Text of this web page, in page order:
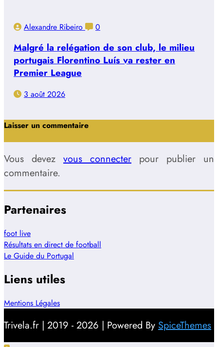
Alexandre Ribeiro 0
Malgré la relégation de son club, le milieu
portugais Florentino Luís va rester en
Premier League
3 août 2026
Laisser un commentaire
Vous devez vous connecter pour publier un
commentaire.
Partenaires
foot live
Résultats en direct de football
Le Guide du Portugal
Liens utiles
Mentions Légales
Trivela.fr | 2019 - 2026 | Powered By SpiceThemes